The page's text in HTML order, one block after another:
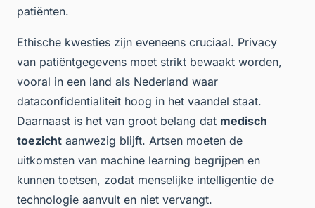
patiënten.
Ethische kwesties zijn eveneens cruciaal. Privacy
van patiëntgegevens moet strikt bewaakt worden,
vooral in een land als Nederland waar
dataconfidentialiteit hoog in het vaandel staat.
Daarnaast is het van groot belang dat medisch
toezicht aanwezig blijft. Artsen moeten de
uitkomsten van machine learning begrijpen en
kunnen toetsen, zodat menselijke intelligentie de
technologie aanvult en niet vervangt.